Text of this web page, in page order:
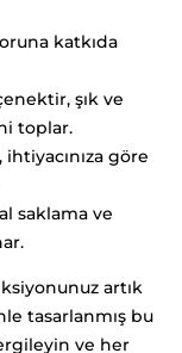
katkıda
şık ve
toplar.
ihtiyacınıza göre
saklama ve
artık
tasarlanmış bu
ve her